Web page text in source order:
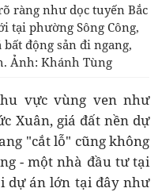
ràng như dọc tuyến Bắc
tại phường Sông Công,
động sản đi ngang,
Ảnh: Khánh Tùng
vực vùng ven như
Xuân, giá đất nền dự
"cắt lỗ" cũng không
- một nhà đầu tư tại
dự án lớn tại đây như